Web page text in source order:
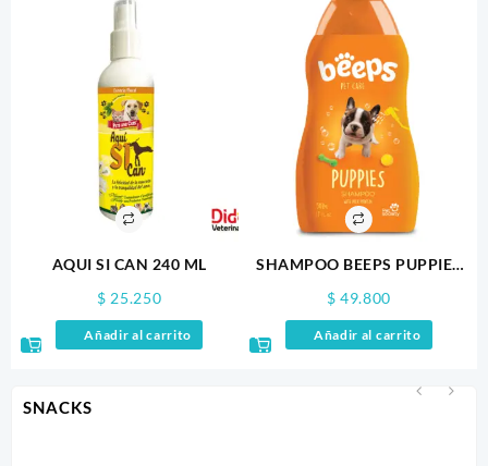
SNACKS
AQUI SI CAN 240 ML
$ 25.250
Añadir al carrito
SHAMPOO BEEPS PUPPIES
$ 49.800
Añadir al carrito